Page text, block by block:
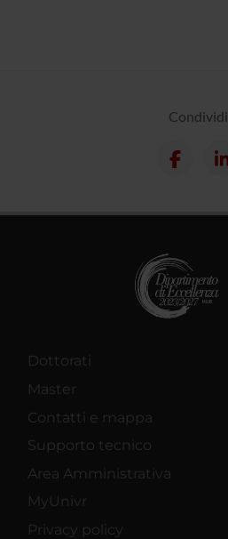
Condividi
Dottorati
Master
Contatti e mappa
Supporto tecnico
Area Amministrativa
MyUnivr
Privacy policy